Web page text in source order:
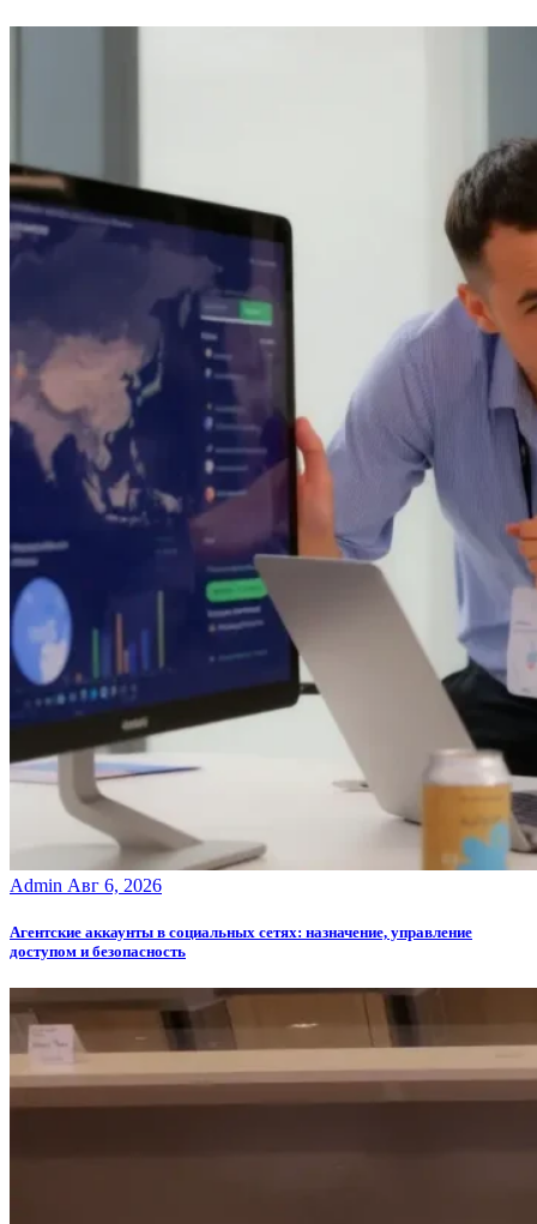
Admin Авг 6, 2026
Агентские аккаунты в социальных сетях: назначение, управление
доступом и безопасность